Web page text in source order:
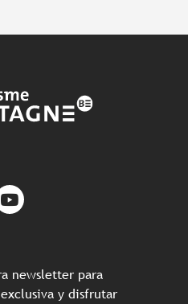
newsletter para
y disfrutar